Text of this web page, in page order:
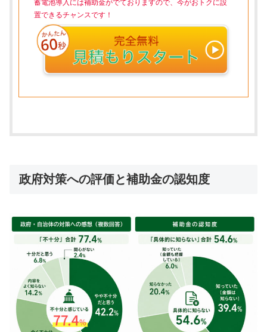
蓄電池導入には補助金がでておりますので、今がおトクに設
置できるチャンスです！
政府対策への評価と補助金の認知度